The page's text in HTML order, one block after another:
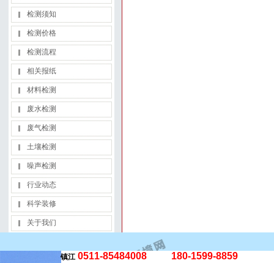
检测须知
检测价格
检测流程
相关报纸
材料检测
废水检测
废气检测
土壤检测
噪声检测
行业动态
科学装修
关于我们
镇江 0511-85484008 180-1599-8859